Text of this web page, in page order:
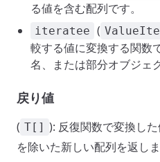
る値を含む配列です。
iteratee (
較する値に変換する関数
名、または部分オブジェ
戻り値
( T[] ): 反復関数で変換し
を除いた新しい配列を返しま